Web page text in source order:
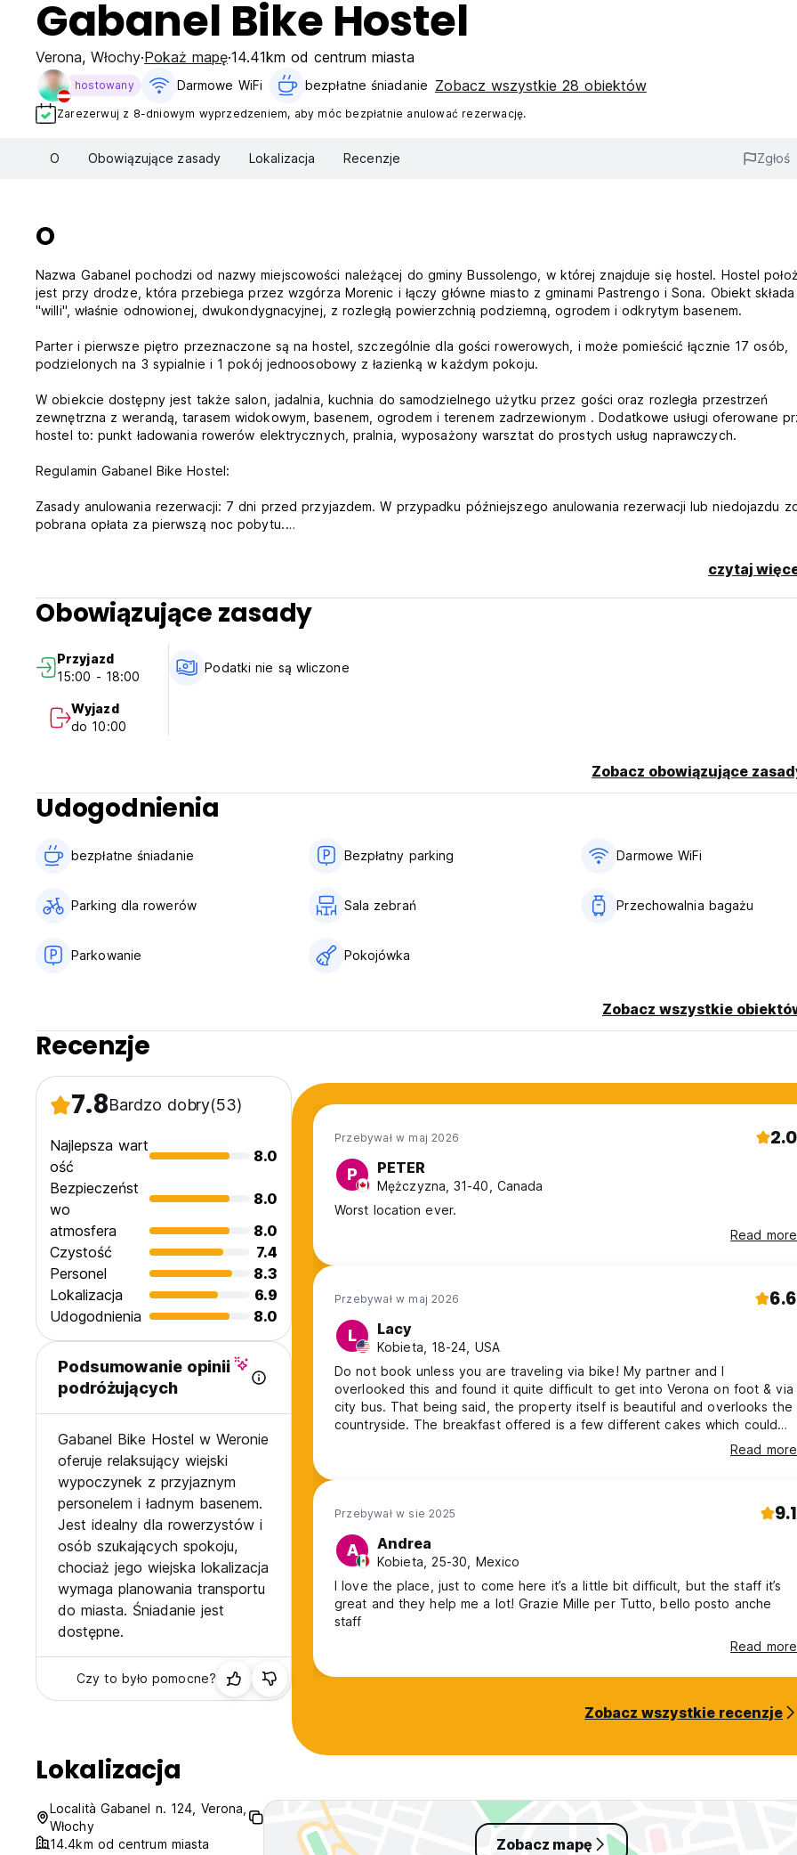
Gabanel Bike Hostel
Verona, Włochy Pokaż mapę 14.41km od centrum miasta
hostowany Darmowe WiFi bezpłatne śniadanie‎ Zobacz wszystkie 28 obiektów
Zarezerwuj z 8-dniowym wyprzedzeniem, aby móc bezpłatnie anulować rezerwację.
O Obowiązujące zasady Lokalizacja Recenzje Zgłoś
O
Nazwa Gabanel pochodzi od nazwy miejscowości należącej do gminy Bussolengo, w której znajduje się hostel. Hostel
jest przy drodze, która przebiega przez wzgórza Morenic i łączy główne miasto z gminami Pastrengo i Sona. Obiekt
"willi", właśnie odnowionej, dwukondygnacyjnej, z rozległą powierzchnią podziemną, ogrodem i odkrytym basenem.
Parter i pierwsze piętro przeznaczone są na hostel, szczególnie dla gości rowerowych, i może pomieścić łącznie 17 osób,
podzielonych na 3 sypialnie i 1 pokój jednoosobowy z łazienką w każdym pokoju.
W obiekcie dostępny jest także salon, jadalnia, kuchnia do samodzielnego użytku przez gości oraz rozległa przestrzeń
zewnętrzna z werandą, tarasem widokowym, basenem, ogrodem i terenem zadrzewionym . Dodatkowe usługi oferowane
hostel to: punkt ładowania rowerów elektrycznych, pralnia, wyposażony warsztat do prostych usług naprawczych.
Regulamin Gabanel Bike Hostel:
Zasady anulowania rezerwacji: 7 dni przed przyjazdem. W przypadku późniejszego anulowania rezerwacji lub niedojazdu
pobrana opłata za pierwszą noc pobytu.
Płatność po przyjeździe gotówką, kartami kredytowymi.
Ten obiekt może dokonać preautoryzacji Twojej karty przed przyjazdem.
Podatki nie są wliczone w cenę - Podatek miejski: 1,20 za osobę
Śniadanie w cenie.
Godziny pracy recepcji: 9:00 - 18:00 (Auto-translated from original language)
czytaj
Obowiązujące zasady
Przyjazd
15:00 - 18:00
Wyjazd
do 10:00
Podatki nie są wliczone
Zobacz obowiązujące
Udogodnienia
bezpłatne śniadanie‎ Bezpłatny parking Darmowe WiFi
Parking dla rowerów Sala zebrań Przechowalnia bagażu
Parkowanie Pokojówka
Zobacz wszystkie
Recenzje
7.8Bardzo dobry(53)
Najlepsza wart
ość
8.0
Bezpieczeńst
wo
8.0
atmosfera
8.0
Czystość
7.4
Personel
8.3
Lokalizacja
6.9
Udogodnienia
8.0
Podsumowanie opinii
podróżujących
Gabanel Bike Hostel w Weronie
oferuje relaksujący wiejski
wypoczynek z przyjaznym
personelem i ładnym basenem.
Jest idealny dla rowerzystów i
osób szukających spokoju,
chociaż jego wiejska lokalizacja
wymaga planowania transportu
do miasta. Śniadanie jest
dostępne.
Czy to było pomocne?
Przebywał w maj 2026 2.0
P PETER
Mężczyzna, 31-40, Canada
Worst location ever.
Read more
Przebywał w maj 2026 6.6
L Lacy
Kobieta, 18-24, USA
Do not book unless you are traveling via bike! My partner and I
overlooked this and found it quite difficult to get into Verona on foot & via
city bus. That being said, the property itself is beautiful and overlooks the
countryside. The breakfast offered is a few different cakes which could
be diversified/more offered. We were also looking forward to swimming in
the pool since we had a very long and warm travel day, but you cannot
Read more
Przebywał w sie 2025 9.1
A Andrea
Kobieta, 25-30, Mexico
I love the place, just to come here it’s a little bit difficult, but the staff it’s
great and they help me a lot! Grazie Mille per Tutto, bello posto anche
staff
Read more
Zobacz wszystkie recenzje
Lokalizacja
Località Gabanel n. 124, Verona,
Włochy
14.4km od centrum miasta
Zobacz mapę